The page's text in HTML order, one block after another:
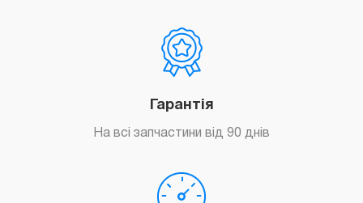
Гарантія
На всі запчастини від 90 днів